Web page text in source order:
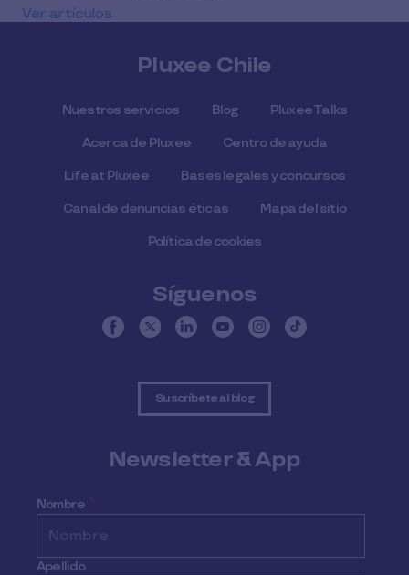
Ver artículos
Pluxee Chile
Nuestros servicios Blog Pluxee Talks
Acerca de Pluxee Centro de ayuda
Life at Pluxee Bases legales y concursos
Canal de denuncias éticas Mapa del sitio
Política de cookies
Síguenos
Suscríbete al blog
Newsletter & App
Nombre *
Apellido